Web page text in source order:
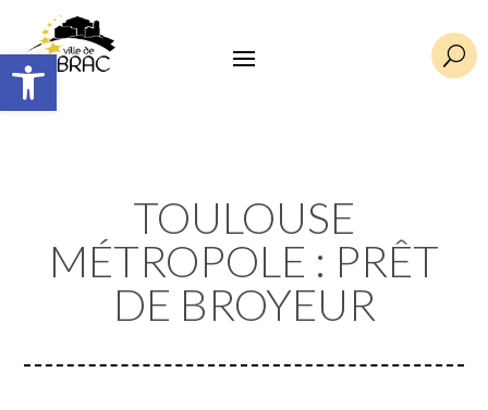
Ouvrir la barre d’outils U
TOULOUSE
MÉTROPOLE : PRÊT
DE BROYEUR